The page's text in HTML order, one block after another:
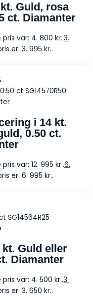
Guld, rosa
ct. Diamanter
var: 4. 800 kr..3.
er: 3. 995 kr..
i 14 kt.
0.50 ct.
var: 12. 995 kr..6.
er: 6. 995 kr..
Guld eller
Diamanter
var: 4. 500 kr..3.
er: 3. 650 kr..